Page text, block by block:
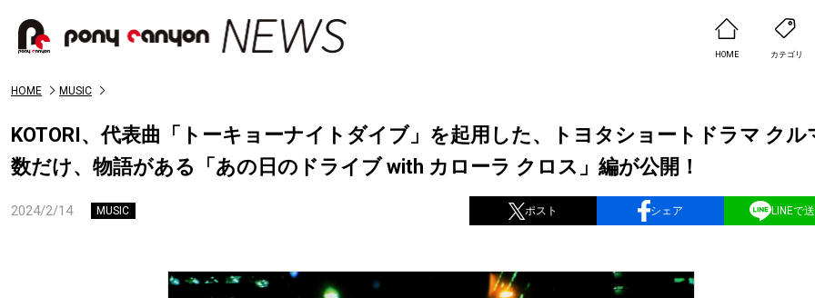
HOME カテゴリ
HOME MUSIC
KOTORI、代表曲「トーキョーナイトダイブ」を起用した、トヨタショートドラマ クル
数だけ、物語がある「あの日のドライブ with カローラ クロス」編が公開！
2024/2/14 MUSIC ポスト シェア LINEで